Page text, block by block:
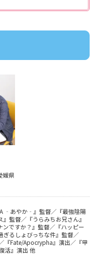
媛県
‐あやか‐』監督／『最強陰陽
監督／『うらみちお兄さん』
ですか？』監督／『ハッピー
ぎるしょびっちな件』監督／
『Fate/Apocrypha』演出／『甲
活』演出 他